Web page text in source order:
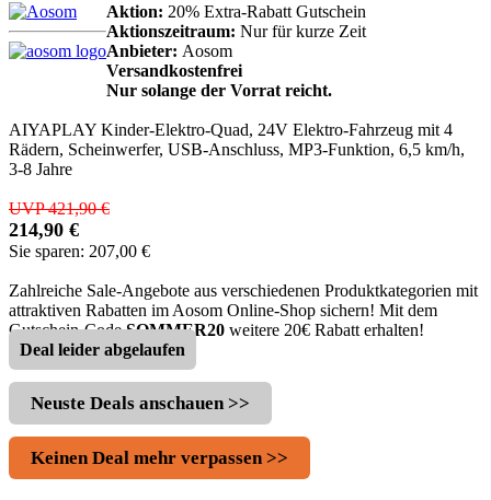
Aktion: 20% Extra-Rabatt Gutschein
Aktionszeitraum: Nur für kurze Zeit
Anbieter: Aosom
Versandkostenfrei
Nur solange der Vorrat reicht.
AIYAPLAY Kinder-Elektro-Quad, 24V Elektro-Fahrzeug mit 4
Rädern, Scheinwerfer, USB-Anschluss, MP3-Funktion, 6,5 km/h,
3-8 Jahre
UVP 421,90 €
214,90 €
Sie sparen: 207,00 €
Zahlreiche Sale-Angebote aus verschiedenen Produktkategorien mit
attraktiven Rabatten im Aosom Online-Shop sichern! Mit dem
Gutschein-CodeSOMMER20 weitere 20€ Rabatt erhalten!
Deal leider abgelaufen
Neuste Deals anschauen >>
Keinen Deal mehr verpassen >>